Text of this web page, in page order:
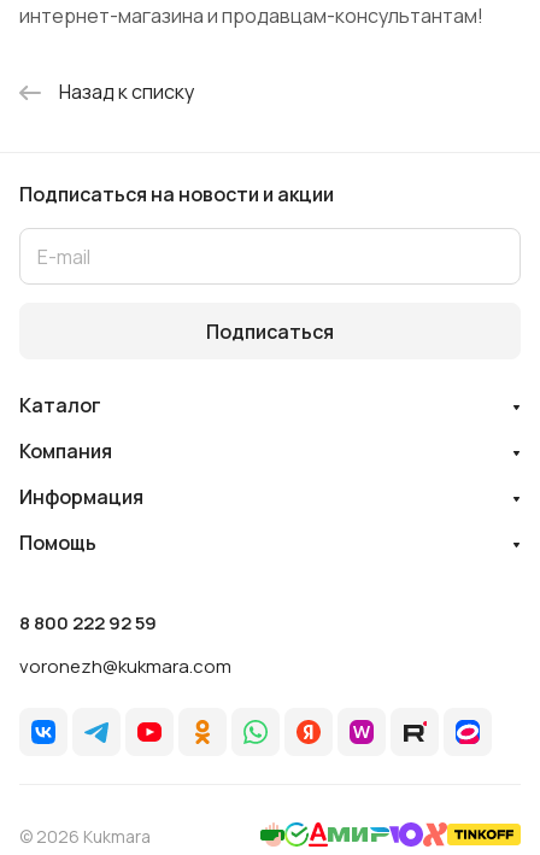
интернет-магазина и продавцам-консультантам!
Назад к списку
Подписаться на новости и акции
Подписаться
Каталог
Компания
Информация
Помощь
8 800 222 92 59
voronezh@kukmara.com
© 2026 Kukmara